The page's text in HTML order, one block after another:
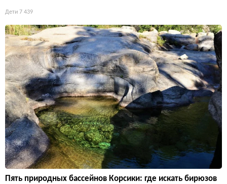
Дети 7 439
Пять природных бассейнов Корсики: где искать бирюзов